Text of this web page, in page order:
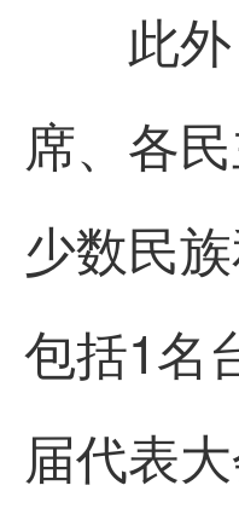
此外
席、各
少数民
包括1名
届代表